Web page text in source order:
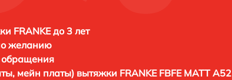
FRANKE до 3 лет
желанию
обращения
мейн платы) вытяжки FRANKE FBFE MATT A52